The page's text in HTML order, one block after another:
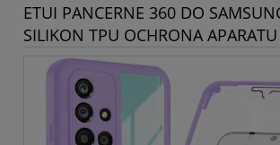
ETUI PANCERNE 360 DO
SILIKON TPU OCHRONA APARATU